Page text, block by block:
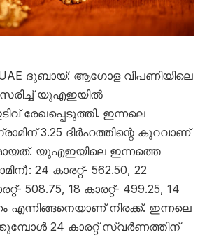
UAE ദുബായ്: ആഗോള വിപണിയിലെ
യുഎഇയിൽ
രേഖപ്പെടുത്തി. ഇന്നലെ
3.25 ദിർഹത്തിന്റെ കുറവാണ്
യുഎഇയിലെ ഇന്നത്തെ
24 കാരറ്റ്- 562.50, 22
508.75, 18 കാരറ്റ്- 499.25, 14
എന്നിങ്ങനെയാണ് നിരക്ക്. ഇന്നലെ
24 കാരറ്റ് സ്വർണത്തിന്